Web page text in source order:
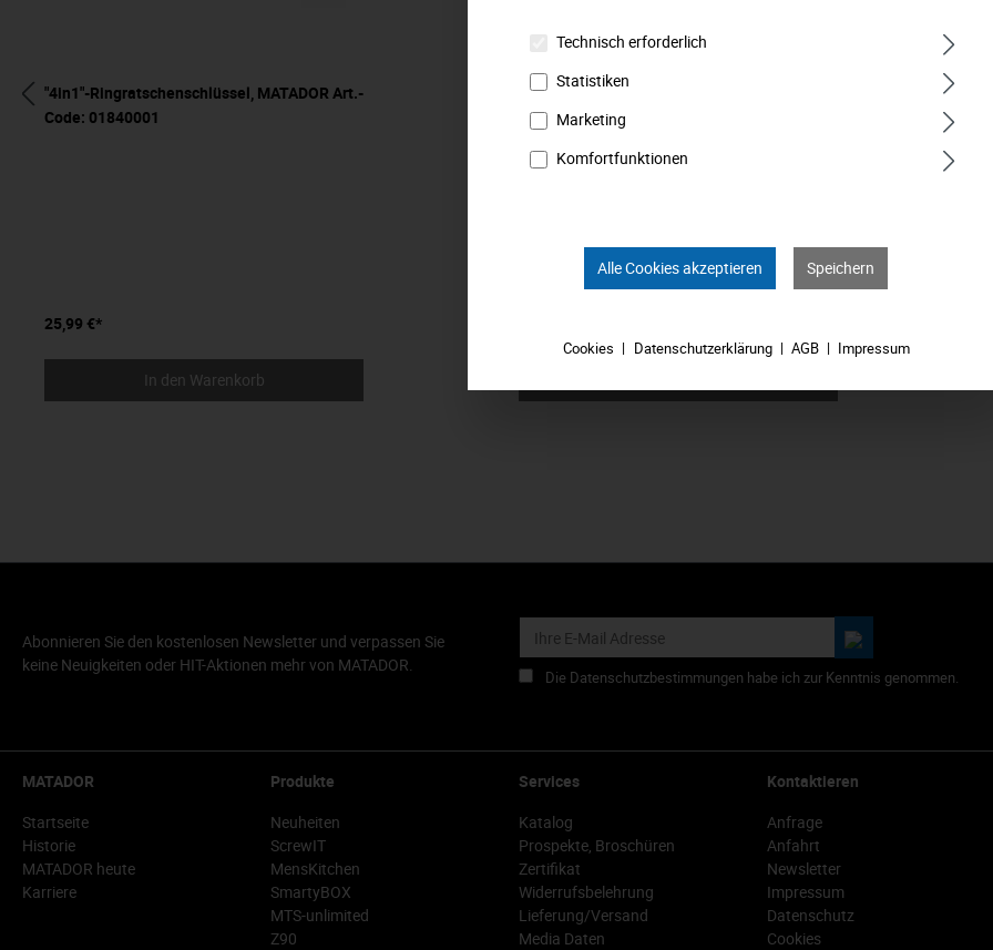
"4in1"-Ringratschenschlüssel, MATADOR Art.-
Code: 01840001
25,99 €*
In den Warenkorb
Adapter für Bohrmaschine, M 6,3 mm (1/4") x
M 6,3 mm (1/4") , MATADOR Art.-Code:
Abonnieren Sie den kostenlosen Newsletter und verpassen Sie
keine Neuigkeiten oder HIT-Aktionen mehr von MATADOR.
Die Datenschutzbestimmungen habe ich zur Kenntnis genommen.
MATADOR
Startseite
Historie
MATADOR heute
Karriere
Produkte
Neuheiten
ScrewIT
MensKitchen
SmartyBOX
MTS-unlimited
Z90
Services
Katalog
Prospekte, Broschüren
Zertifikat
Widerrufsbelehrung
Lieferung/Versand
Media Daten
Kontaktieren
Anfrage
Anfahrt
Newsletter
Impressum
Datenschutz
Cookies
Technisch erforderlich
Statistiken
Marketing
Komfortfunktionen
Alle Cookies akzeptieren Speichern
Cookies Datenschutzerklärung AGB Impressum